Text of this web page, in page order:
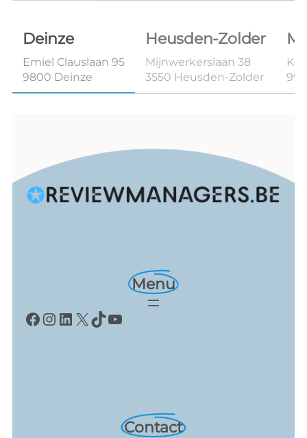
Deinze
Emiel Clauslaan 95
9800 Deinze
Heusden-Zolder
Mijnwerkerslaan 38
3550 Heusden-Zolder
Menu
Facebook
Instagram
LinkedIn
X TikTok
YouTube
Contact